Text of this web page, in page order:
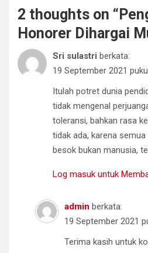
2 thoughts on “
Honorer Dihargai
Sri sulastri berkata:
19 September 2021
Itulah potret dunia
tidak mengenal
toleransi, bahkan rasa
tidak ada, karena
besok bukan manusia,
Log masuk untuk
admin berkata:
19 September 2021
Terima kasih untuk